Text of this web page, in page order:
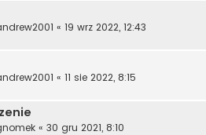
« 19 wrz 2022, 12:43
« 11 sie 2022, 8:15
« 30 gru 2021, 8:10